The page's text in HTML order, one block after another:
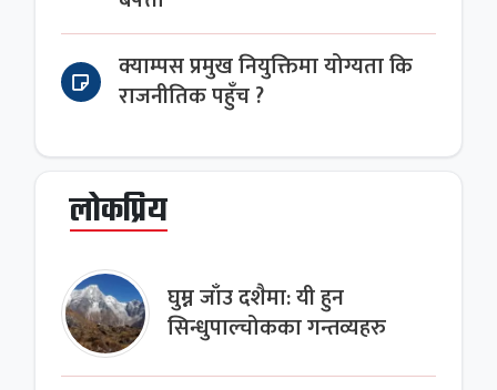
क्याम्पस प्रमुख नियुक्तिमा योग्यता कि
राजनीतिक पहुँच ?
लोकप्रिय
घुम्न जाँउ दशैमा: यी हुन
सिन्धुपाल्चोकका गन्तव्यहरु